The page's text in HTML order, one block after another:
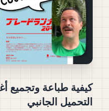
التحميل الجانبي